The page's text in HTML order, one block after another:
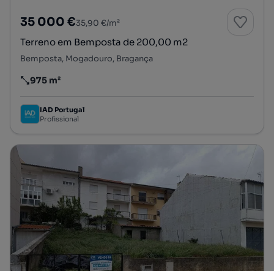
35 000 €35,90 €/m²
Terreno em Bemposta de 200,00 m2
Bemposta, Mogadouro, Bragança
Preço por metro quadrado
975 m²
IAD Portugal
Profissional